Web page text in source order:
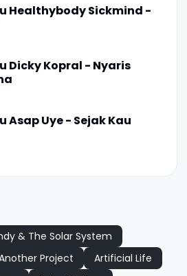
Healthybody Sickmind -
Dicky Kopral - Nyaris
Asap Uye - Sejak Kau
& The Solar System
Project
Artificial Life